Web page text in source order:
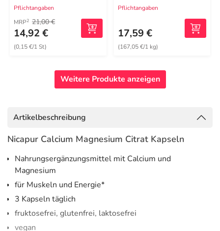
Pflichtangaben
MRP2 21,00 €
14,92 €
(0,15 €/1 St)
Pflichtangaben
17,59 €
(167,05 €/1 kg)
Weitere Produkte anzeigen
Artikelbeschreibung
Nicapur Calcium Magnesium Citrat Kapseln
Nahrungsergänzungsmittel mit Calcium und
Magnesium
für Muskeln und Energie*
3 Kapseln täglich
fruktosefrei, glutenfrei, laktosefrei
vegan